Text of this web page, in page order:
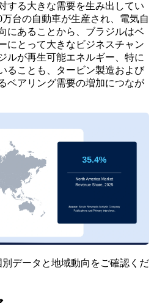
する大きな需要を生み出してい
万台の自動車が生産され、電気自
にあることから、ブラジルはベ
にとって大きなビジネスチャン
ルが再生可能エネルギー、特に
ることも、タービン製造および
ベアリング需要の増加につなが
別データと地域動向をご確認くだ